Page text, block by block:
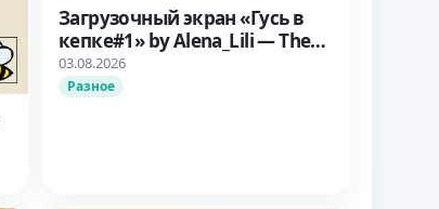
Загрузочный экран «Гусь в
кепке#1» by Alena_Lili — The
Sims 4
03.08.2026
Разное